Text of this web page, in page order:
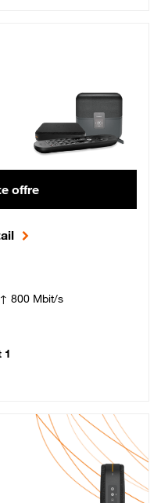
€ par mois, Engagement 12 mois
offre
800 Mbit/s
1
€ par mois, Engagement 12 mois